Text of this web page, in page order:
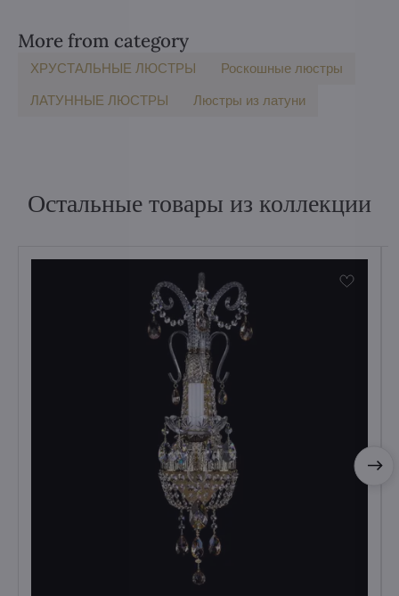
More from category
ХРУСТАЛЬНЫЕ ЛЮСТРЫ Роскошные люстры
ЛАТУННЫЕ ЛЮСТРЫ Люстры из латуни
Остальные товары из коллекции